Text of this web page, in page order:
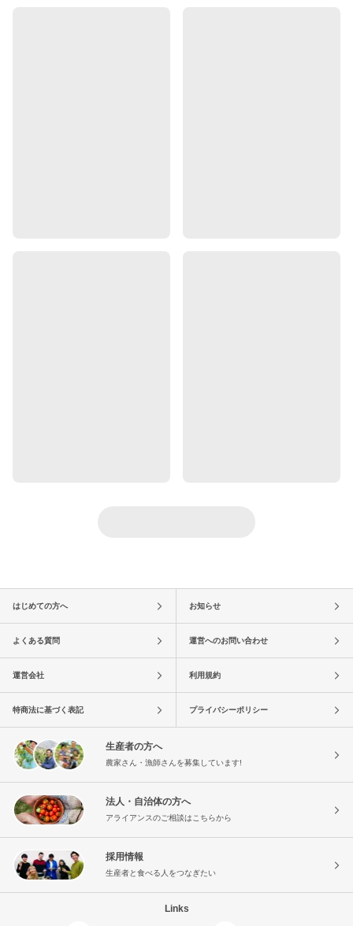
はじめての方へ お知らせ
よくある質問 運営へのお問い合わせ
運営会社 利用規約
特商法に基づく表記 プライバシーポリシー
生産者の方へ
農家さん・漁師さんを募集しています!
法人・自治体の方へ
アライアンスのご相談はこちらから
採用情報
生産者と食べる人をつなぎたい
Links